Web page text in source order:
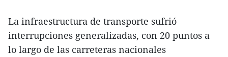
La infraestructura de transporte sufrió
interrupciones generalizadas, con 20 puntos a
lo largo de las carreteras nacionales